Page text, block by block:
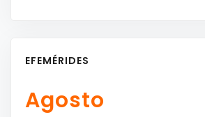
EFEMÉRIDES
Agosto